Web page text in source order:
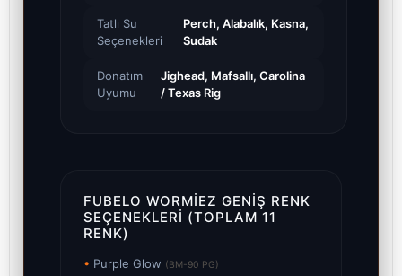
Tatlı Su
Seçenekleri
Perch, Alabalık, Kasna,
Sudak
Donatım
Uyumu
Jighead, Mafsallı, Carolina
/ Texas Rig
FUBELO WORMIEZ GENIŞ RENK
SEÇENEKLERI (TOPLAM 11
RENK)
• Purple Glow (BM-90 PG)